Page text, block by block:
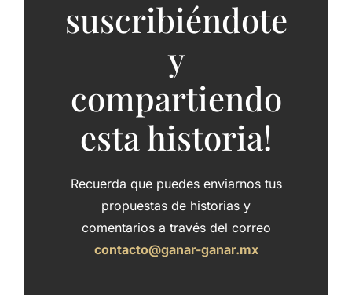
suscribiéndote
y
compartiendo
esta historia!
Recuerda que puedes enviarnos tus
propuestas de historias y
comentarios a través del correo
contacto@ganar-ganar.mx